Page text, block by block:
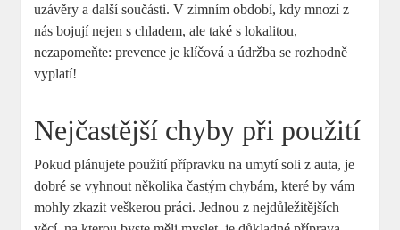
uzávěry a další součásti. V zimním období, kdy mnozí z
nás bojují nejen s chladem, ale také s lokalitou,
nezapomeňte: prevence je klíčová a údržba se rozhodně
vyplatí!
Nejčastější chyby při použití
Pokud plánujete použití přípravku na umytí soli z auta, je
dobré se vyhnout několika častým chybám, které by vám
mohly zkazit veškerou práci. Jednou z nejdůležitějších